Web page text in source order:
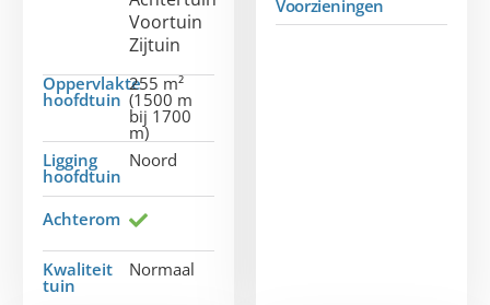
Voortuin
Zijtuin
Oppervlakte
hoofdtuin
255 m²
(1500 m
bij 1700
m)
Ligging
hoofdtuin
Noord
Achterom
Kwaliteit
tuin
Normaal
Voorzieningen